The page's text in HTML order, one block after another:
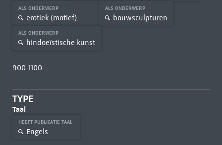
ALS ONDERWERP
erotiek (motief)
ALS ONDERWERP
bouwsculpturen
ALS ONDERWERP
hindoeïstische kunst
900-1100
TYPE
Taal
HEEFT PUBLICATIE TAAL
Engels